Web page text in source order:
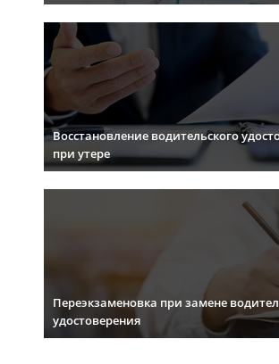
Восстановление водительского
при утере
Переэкзаменовка при замене
удостоверения